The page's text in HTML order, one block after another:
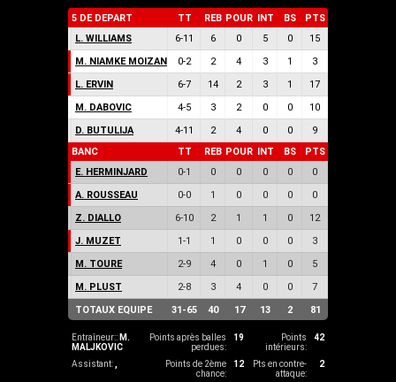
5 DE DEPART TT REB POUR INT BS
PTS
L. WILLIAMS
6-11 6 0 5 0
15
M. NIAMKE MOIZAN
0-2 2 4 3 1
3
L. ERVIN
6-7 14 2 3 1
17
M. DABOVIC
4-5 3 2 0 0
10
D. BUTULIJA
4-11 2 4 0 0
9
BANC
TT REB POUR INT BS
PTS
E. HERMINJARD
0-1 0 0 0 0
0
A. ROUSSEAU
0-0 1 0 0 0
0
Z. DIALLO
6-10 2 1 1 0
12
J. MUZET
1-1 1 0 0 0
3
M. TOURE
2-9 4 0 1 0
5
M. PLUST
2-8 3 4 0 0
7
TOTAUX EQUIPE
31-65 40 17 13 2 81
Entraîneur:: M.
MALJKOVIC
Points après balles
perdues:
19
Points
intérieurs:
42
Assistant:
Points de 2ème
chance:
12
Pts en contre-
attaque:
2